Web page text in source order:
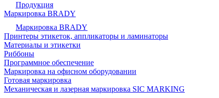
Продукция
Маркировка BRADY
Маркировка BRADY
Принтеры этикеток, аппликаторы и ламинаторы
Материалы и этикетки
Риббоны
Программное обеспечение
Маркировка на офисном оборудовании
Готовая маркировка
Механическая и лазерная маркировка SIC MARKING